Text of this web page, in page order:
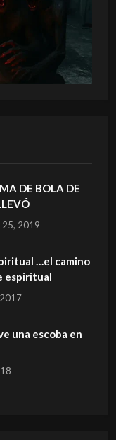
DE BOLA DE
25, 2019
…el camino
espiritual
una escoba en